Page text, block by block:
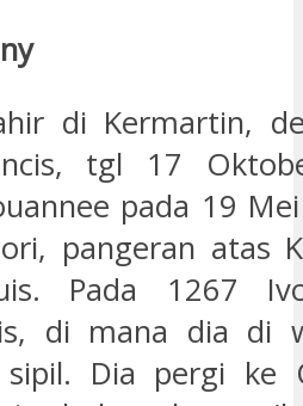
di Kermartin,
tgl 17
pada 19
pangeran atas
Pada 1267
di mana dia di
Dia pergi ke